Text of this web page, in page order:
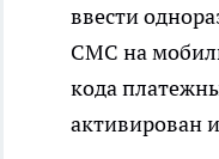
ввести
СМС на
кода
активирован